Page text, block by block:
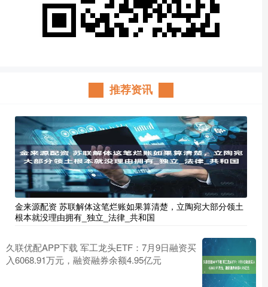
推荐资讯
金来源配资 苏联解体这笔烂账如果算清楚，立陶宛大部分领土
根本就没理由拥有_独立_法律_共和国
久联优配APP下载 军工龙头ETF：7月9日融资买
入6068.91万元，融资融券余额4.95亿元